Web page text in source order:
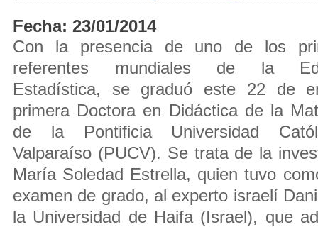
Fecha: 23/01/2014
Con la presencia de uno de los
referentes mundiales de la
Estadística, se graduó este 22 de
primera Doctora en Didáctica de la
de la Pontificia Universidad
Valparaíso (PUCV). Se trata de la
María Soledad Estrella, quien tuvo
examen de grado, al experto israelí
la Universidad de Haifa (Israel), que